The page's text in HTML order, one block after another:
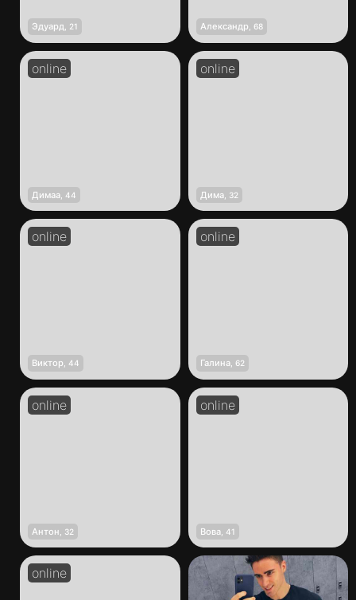
Эдуард 21 Александр 68
Димаа 44 Дима, 32
Виктор 44 Галина, 62
Антон 32 Вова, 41